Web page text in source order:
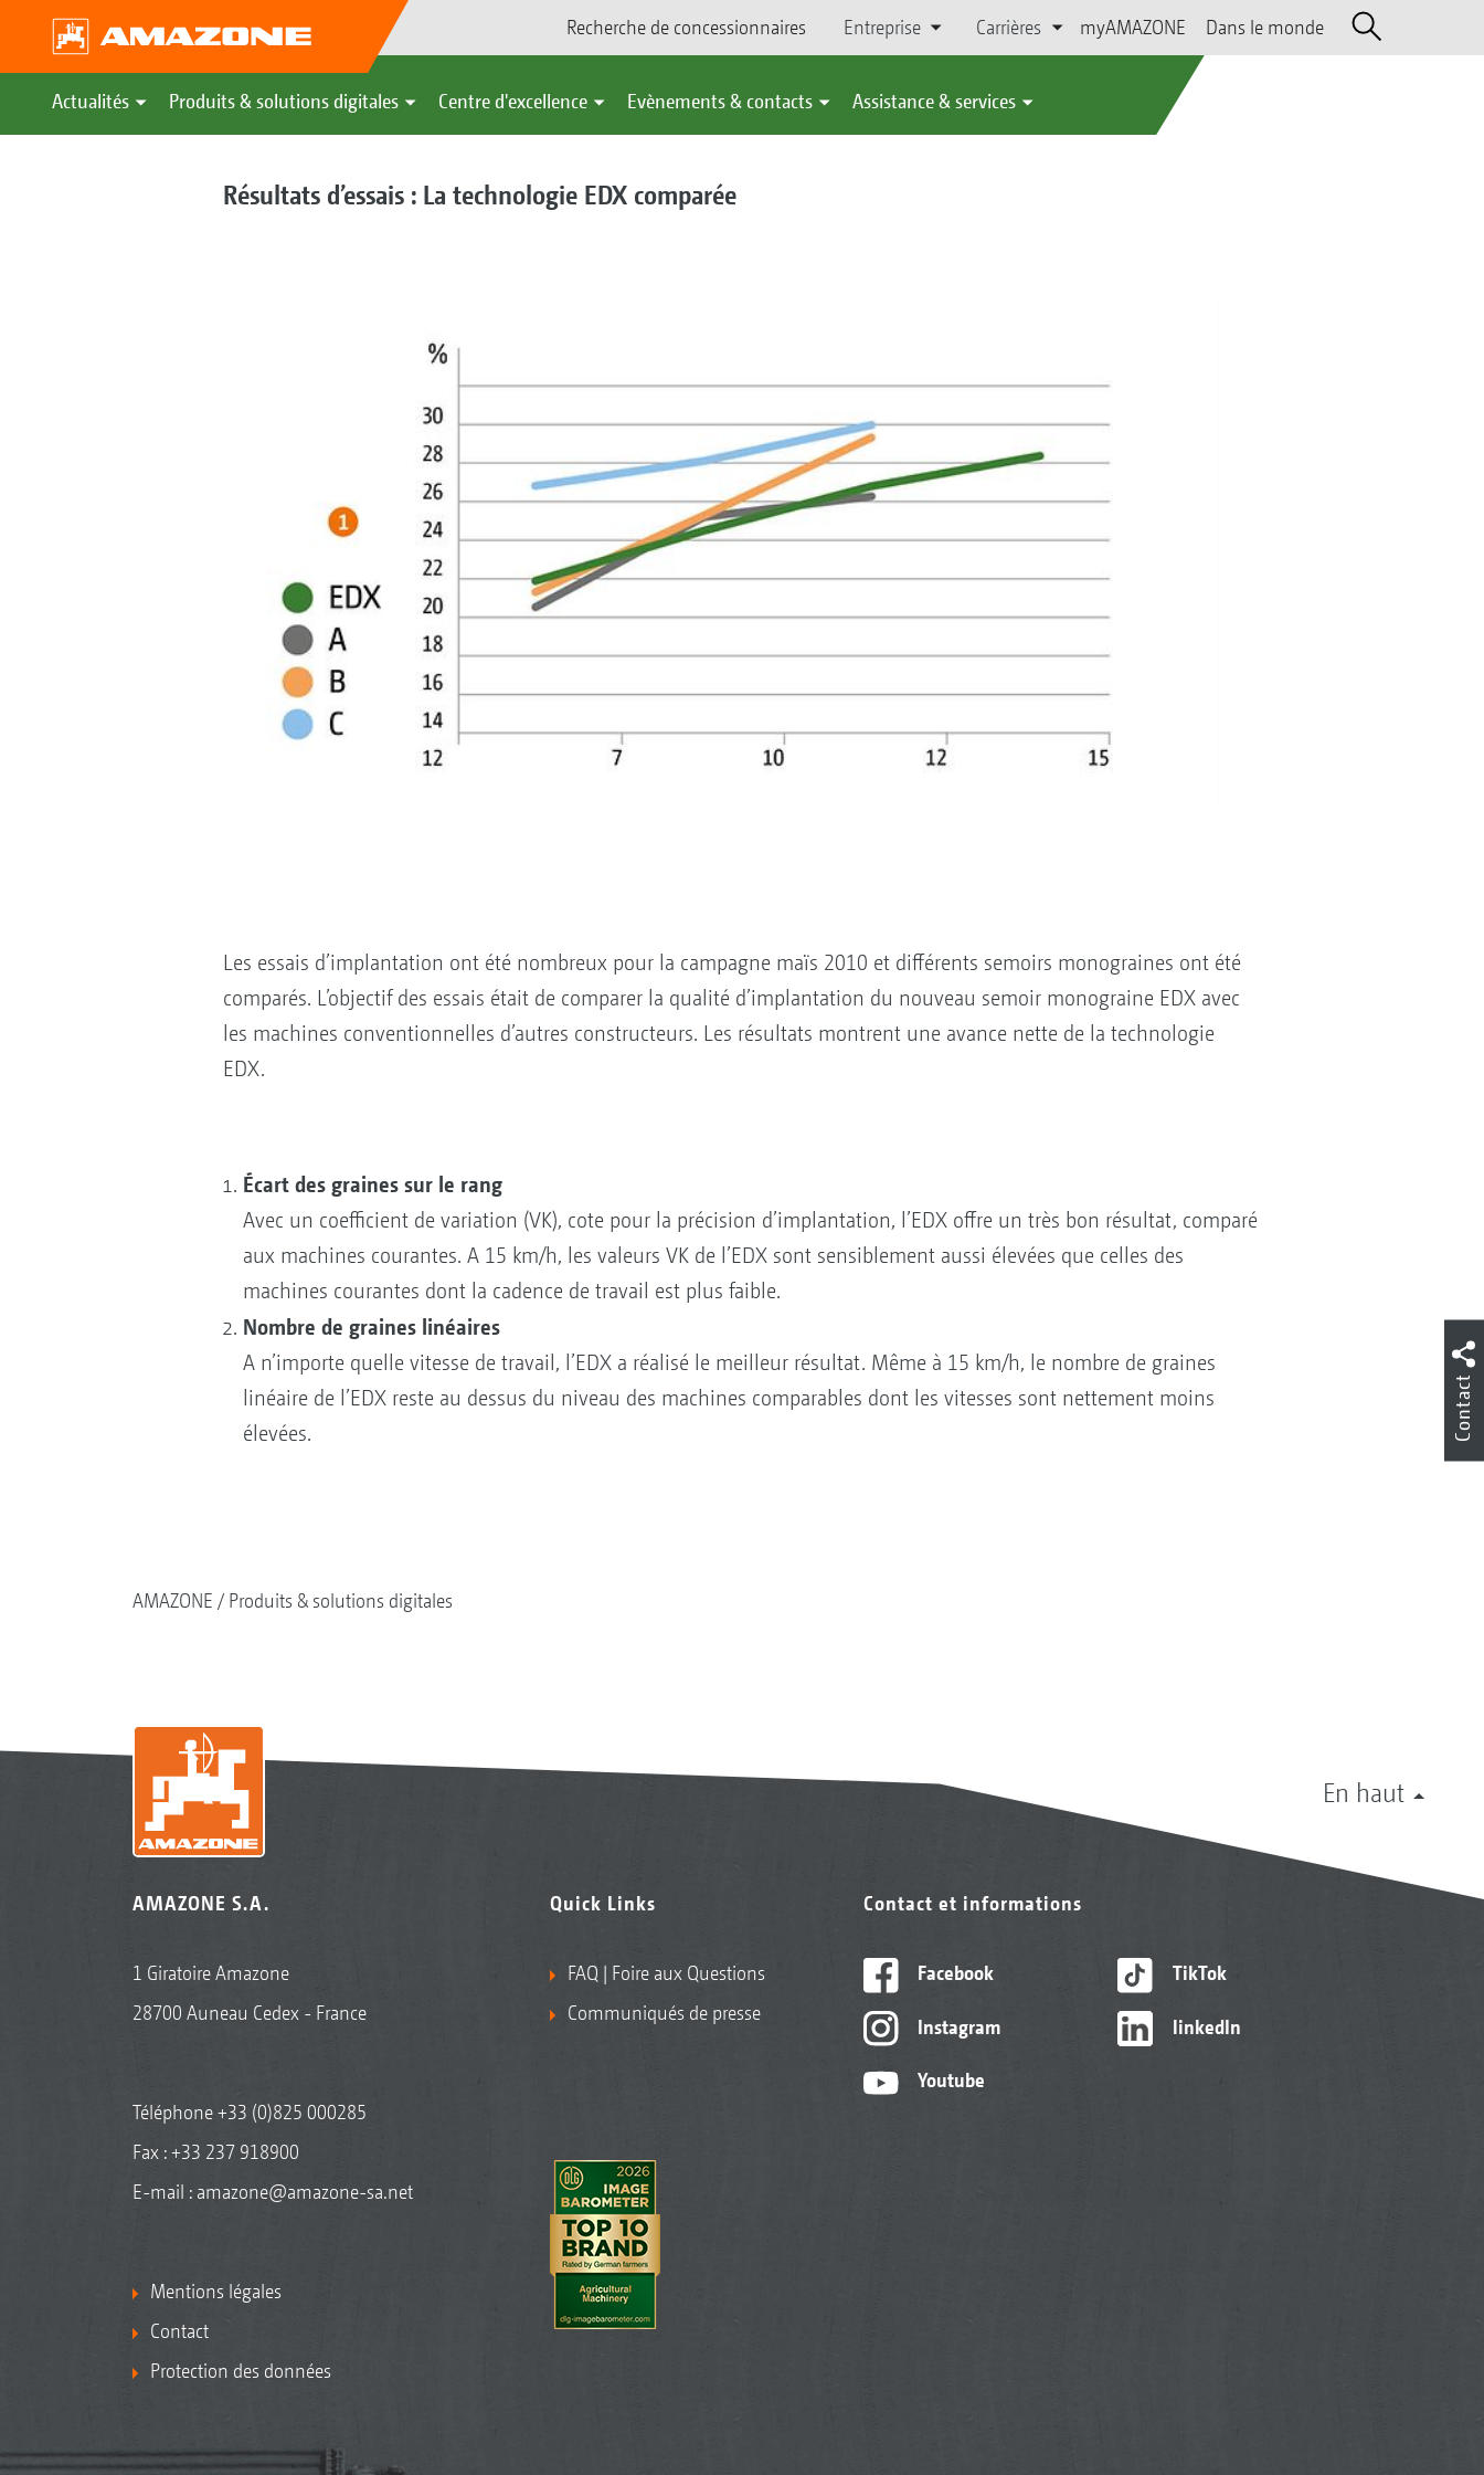
Recherche de concessionnaires Entreprise Carrières myAMAZONE Dans le monde
Actualités Produits & solutions digitales Centre d'excellence Evènements & contacts Assistance & services
Résultats d’essais : La technologie EDX comparée
Les essais d’implantation ont été nombreux pour la campagne maïs 2010 et différents semoirs monograines ont été
comparés. L’objectif des essais était de comparer la qualité d’implantation du nouveau semoir monograine EDX avec
les machines conventionnelles d’autres constructeurs. Les résultats montrent une avance nette de la technologie
EDX.
Écart des graines sur le rang
Avec un coefficient de variation (VK), cote pour la précision d’implantation, l’EDX offre un très bon résultat, comparé
aux machines courantes. A 15 km/h, les valeurs VK de l’EDX sont sensiblement aussi élevées que celles des
machines courantes dont la cadence de travail est plus faible.
Nombre de graines linéaires
A n’importe quelle vitesse de travail, l’EDX a réalisé le meilleur résultat. Même à 15 km/h, le nombre de graines
linéaire de l’EDX reste au dessus du niveau des machines comparables dont les vitesses sont nettement moins
élevées.
AMAZONE Produits & solutions digitales
En haut
AMAZONE S.A.
1 Giratoire Amazone
28700 Auneau Cedex - France
Téléphone+33 (0)825 000285
Fax : +33 237 918900
E-mail : amazone@amazone-sa.net
Mentions légales
Contact
Protection des données
Quick Links
FAQ | Foire aux Questions
Communiqués de presse
Contact et informations
Facebook
Instagram
Youtube
TikTok
linkedIn
Contact